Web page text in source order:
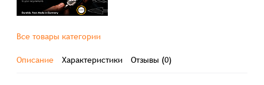
Все товары категории
Описание Характеристики Отзывы (0)